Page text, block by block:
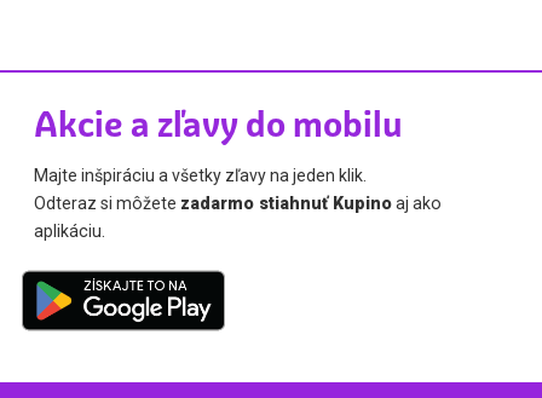
Akcie a zľavy do mobilu
Majte inšpiráciu a všetky zľavy na jeden klik.
Odteraz si môžete zadarmo stiahnuť Kupinoaj ako
aplikáciu.